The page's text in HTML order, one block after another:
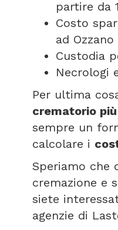
partire da
Costo
ad
Custodia
Necrologi
Per ultima
crematorio
sempre un
calcolare i
Speriamo che
cremazione e
siete
agenzie di